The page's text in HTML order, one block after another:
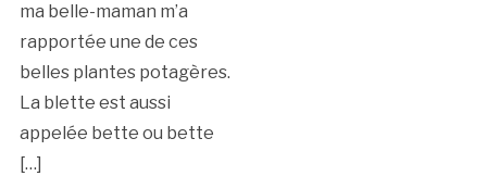
ma belle-maman m’a
rapportée une de ces
belles plantes potagères.
La blette est aussi
appelée bette ou bette
[…]